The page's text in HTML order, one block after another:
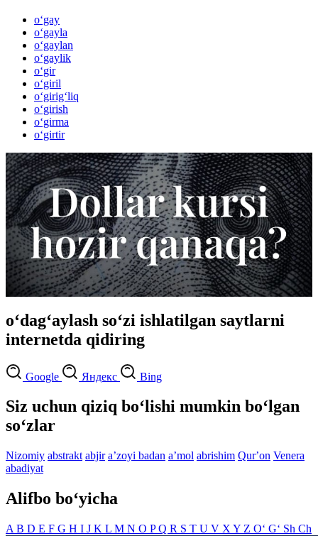
o‘gay
o‘gayla
o‘gaylan
o‘gaylik
o‘gir
o‘giril
o‘girig‘liq
o‘girish
o‘girma
o‘girtir
o‘dag‘aylash so‘zi ishlatilgan saytlarni
internetda qidiring
Google Яндекс Bing
Siz uchun qiziq bo‘lishi mumkin bo‘lgan
so‘zlar
Nizomiy abstrakt abjir aʼzoyi badan aʼmol abrishim Qurʼon Venera
abadiyat
Alifbo bo‘yicha
A B D E F G H I J K L M N O PQ R S T U V X Y Z O‘ G‘ Sh Ch